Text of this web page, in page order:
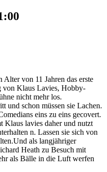
von 11 Jahren das erste
von Klaus Lavies, Hobby-
nicht mehr los.
und schon müssen sie Lachen.
eins zu eins gecovert.
Klaus lavies daher und nutzt
n. Lassen sie sich von
als langjähriger
Heath zu Besuch mit
als Bälle in die Luft werfen